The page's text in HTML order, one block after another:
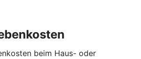
beim Haus- oder